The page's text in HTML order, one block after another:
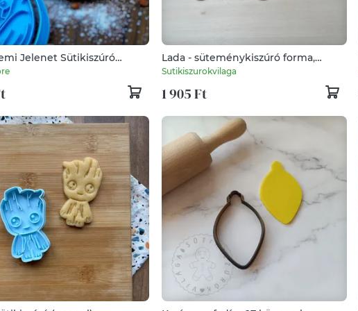
Jelenet Sütikiszúró
Motívummal
Lada - süteménykiszúró forma,
sütipecsét. Linzer, mézeskalács,
keksz kiszúró
Sutikiszurokvilaga
1 905 Ft